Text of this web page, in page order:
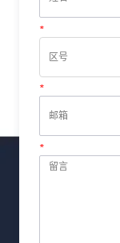
*电话
*邮箱
*留言